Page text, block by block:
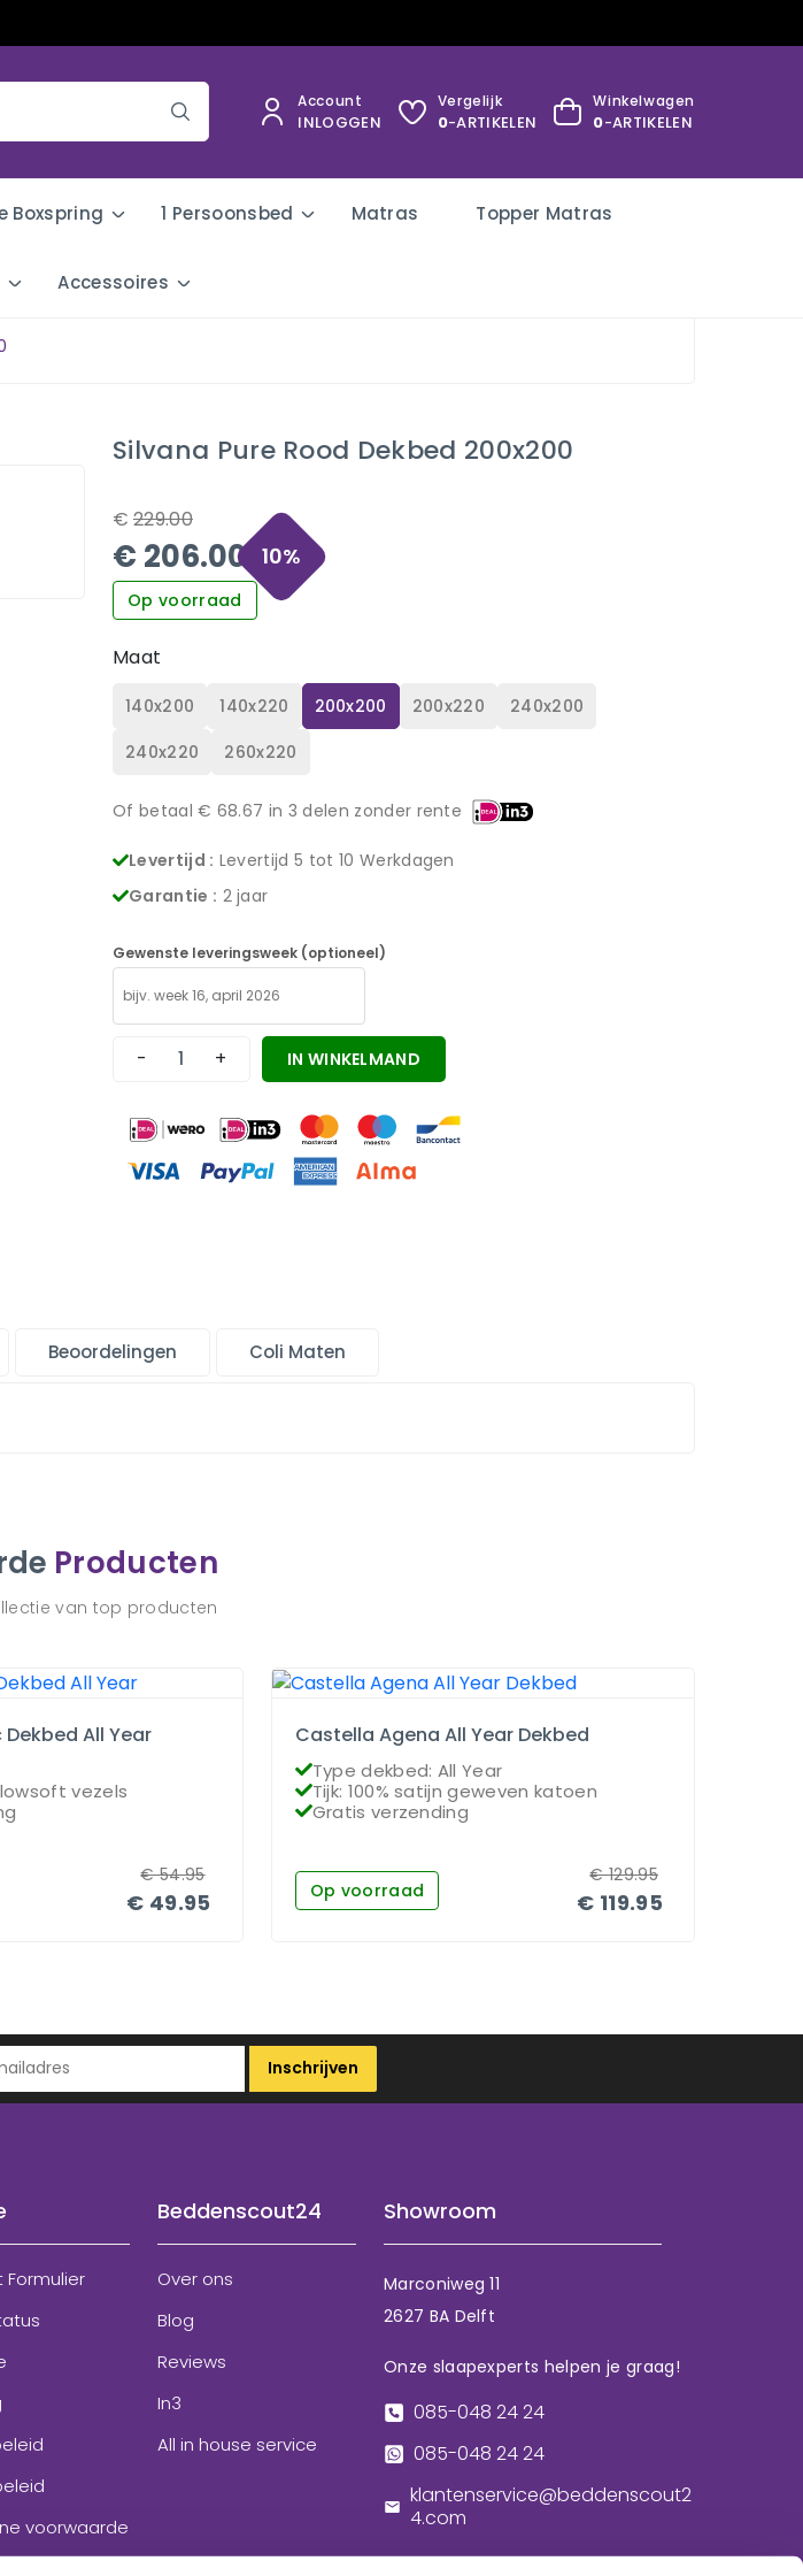
Account
INLOGGEN
Vergelijk
0-ARTIKELEN
Winkelwagen
0-ARTIKELEN
Boxspring 1 Persoonsbed Matras Topper Matras
Accessoires
Silvana Pure Rood Dekbed 200x200
€ 229.00
€ 206.00 10%
Op voorraad
Maat
140x200 140x220 200x200 200x220
240x200
240x220
260x220
Of betaal € 68.67 in 3 delen zonder rente
Levertijd : Levertijd 5 tot 10 Werkdagen
Garantie : 2 jaar
Gewenste leveringsweek (optioneel)
- + IN WINKELMAND
Beoordelingen Coli Maten
Producten
van top producten
All Year
vezels
€ 49.95
€54.95
Castella Agena All Year Dekbed
Type dekbed: All Year
Tijk: 100% satijn geweven katoen
Gratis verzending
Op voorraad € 119.95
€129.95
Inschrijven
voorwaarde
Beddenscout24
Over ons
Blog
Reviews
In3
All in house service
Showroom
Marconiweg 11
2627 BA Delft
Onze slaapexperts helpen je graag!
085-048 24 24
085-048 24 24
klantenservice@beddenscout2
4.com